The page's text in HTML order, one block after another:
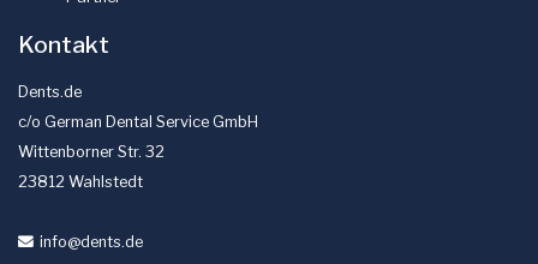
Kontakt
Dents.de
c/o German Dental Service GmbH
Wittenborner Str. 32
23812 Wahlstedt
info@dents.de